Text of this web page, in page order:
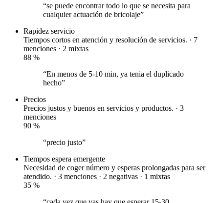
“se puede encontrar todo lo que se necesita para
cualquier actuación de bricolaje”
Rapidez servicio
Tiempos cortos en atención y resolución de servicios. · 7
menciones · 2 mixtas
88 %
“En menos de 5-10 min, ya tenia el duplicado
hecho”
Precios
Precios justos y buenos en servicios y productos. · 3
menciones
90 %
“precio justo”
Tiempos espera emergente
Necesidad de coger número y esperas prolongadas para ser
atendido. · 3 menciones · 2 negativas · 1 mixtas
35 %